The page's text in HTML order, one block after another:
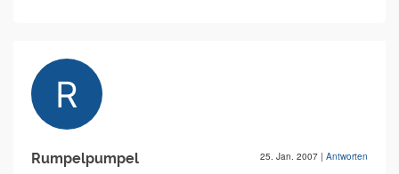
Rumpelpumpel 25. Jan. 2007 | Antworten